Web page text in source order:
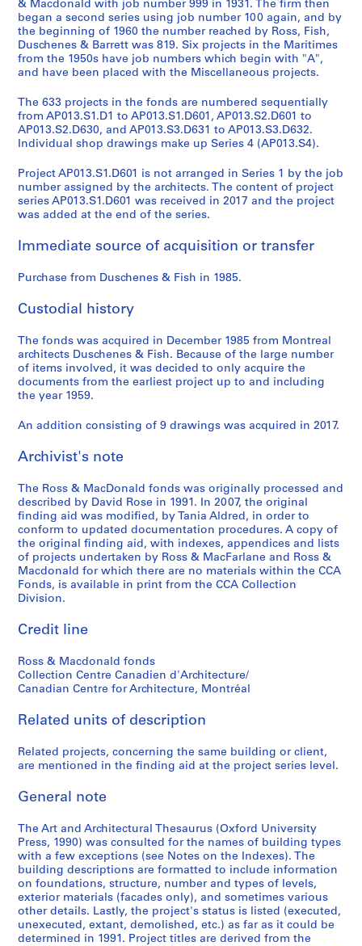
& Macdonald with job number 999 in 1931. The firm then
began a second series using job number 100 again, and by
the beginning of 1960 the number reached by Ross, Fish,
Duschenes & Barrett was 819. Six projects in the Maritimes
from the 1950s have job numbers which begin with "A",
and have been placed with the Miscellaneous projects.
The 633 projects in the fonds are numbered sequentially
from AP013.S1.D1 to AP013.S1.D601, AP013.S2.D601 to
AP013.S2.D630, and AP013.S3.D631 to AP013.S3.D632.
Individual shop drawings make up Series 4 (AP013.S4).
Project AP013.S1.D601 is not arranged in Series 1 by the job
number assigned by the architects. The content of project
series AP013.S1.D601 was received in 2017 and the project
was added at the end of the series.
Immediate source of acquisition or transfer
Purchase from Duschenes & Fish in 1985.
Custodial history
The fonds was acquired in December 1985 from Montreal
architects Duschenes & Fish. Because of the large number
of items involved, it was decided to only acquire the
documents from the earliest project up to and including
the year 1959.
An addition consisting of 9 drawings was acquired in 2017.
Archivist's note
The Ross & MacDonald fonds was originally processed and
described by David Rose in 1991. In 2007, the original
finding aid was modified, by Tania Aldred, in order to
conform to updated documentation procedures. A copy of
the original finding aid, with indexes, appendices and lists
of projects undertaken by Ross & MacFarlane and Ross &
Macdonald for which there are no materials within the CCA
Fonds, is available in print from the CCA Collection
Division.
Credit line
Ross & Macdonald fonds
Collection Centre Canadien d'Architecture/
Canadian Centre for Architecture, Montréal
Related units of description
Related projects, concerning the same building or client,
are mentioned in the finding aid at the project series level.
General note
The Art and Architectural Thesaurus (Oxford University
Press, 1990) was consulted for the names of building types
with a few exceptions (see Notes on the Indexes). The
building descriptions are formatted to include information
on foundations, structure, number and types of levels,
exterior materials (facades only), and sometimes various
other details. Lastly, the project's status is listed (executed,
unexecuted, extant, demolished, etc.) as far as it could be
determined in 1991. Project titles are derived from the